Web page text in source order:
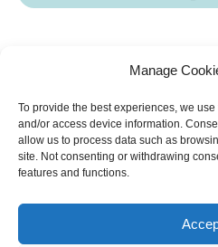
Manage
To provide the best experiences, we
and/or access device information.
allow us to process data such as
site. Not consenting or withdrawing
features and functions.
KontaktAllgemeine
Cookie PolitikImpressum
Copyright | 2023